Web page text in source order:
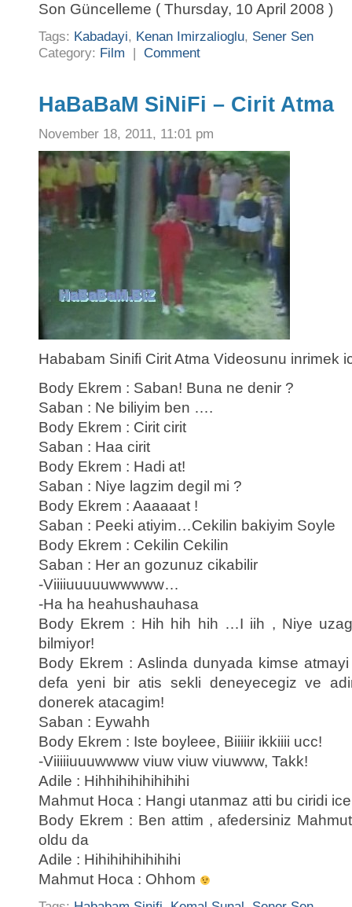
Son Güncelleme ( Thursday, 10 April 2008 )
Tags: Kabadayi, Kenan Imirzalioglu, Sener Sen
Category: Film | Comment
HaBaBaM SiNiFi – Cirit Atma
November 18, 2011, 11:01 pm
Hababam Sinifi Cirit Atma Videosunu inrimek
Body Ekrem : Saban! Buna ne denir ?
Saban : Ne biliyim ben ….
Body Ekrem : Cirit cirit
Saban : Haa cirit
Body Ekrem : Hadi at!
Saban : Niye lagzim degil mi ?
Body Ekrem : Aaaaaat !
Saban : Peeki atiyim…Cekilin bakiyim Soyle
Body Ekrem : Cekilin Cekilin
Saban : Her an gozunuz cikabilir
-Viiiiuuuuuwwwww…
-Ha ha heahushauhasa
Body Ekrem : Hih hih hih …I iih , Niye
bilmiyor!
Body Ekrem : Aslinda dunyada kimse
defa yeni bir atis sekli deneyecegiz ve
donerek atacagim!
Saban : Eywahh
Body Ekrem : Iste boyleee, Biiiiir ikkiiii ucc!
-Viiiiiuuuwwww viuw viuw viuwww, Takk!
Adile : Hihhihihihihihihi
Mahmut Hoca : Hangi utanmaz atti bu ciridi
Body Ekrem : Ben attim , afedersiniz
oldu da
Adile : Hihihihihihihihi
Mahmut Hoca : Ohhom